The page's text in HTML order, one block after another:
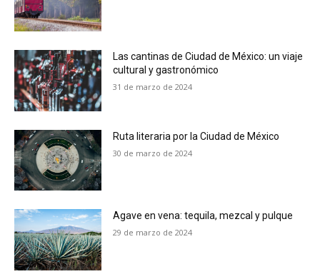
Las cantinas de Ciudad de México: un viaje
cultural y gastronómico
31 de marzo de 2024
Ruta literaria por la Ciudad de México
30 de marzo de 2024
Agave en vena: tequila, mezcal y pulque
29 de marzo de 2024